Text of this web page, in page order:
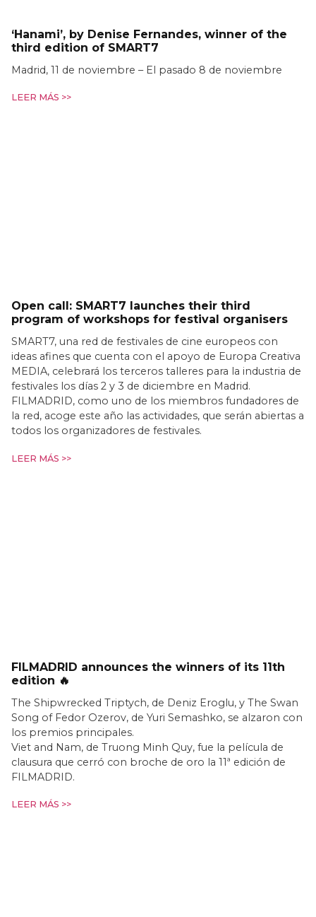
‘Hanami’, by Denise Fernandes, winner of the
third edition of SMART7
Madrid, 11 de noviembre – El pasado 8 de noviembre
LEER MÁS >>
Open call: SMART7 launches their third
program of workshops for festival organisers
SMART7, una red de festivales de cine europeos con
ideas afines que cuenta con el apoyo de Europa Creativa
MEDIA, celebrará los terceros talleres para la industria de
festivales los días 2 y 3 de diciembre en Madrid.
FILMADRID, como uno de los miembros fundadores de
la red, acoge este año las actividades, que serán abiertas a
todos los organizadores de festivales.
LEER MÁS >>
FILMADRID announces the winners of its 11th
edition 🔥
The Shipwrecked Triptych, de Deniz Eroglu, y The Swan
Song of Fedor Ozerov, de Yuri Semashko, se alzaron con
los premios principales.
Viet and Nam, de Truong Minh Quy, fue la película de
clausura que cerró con broche de oro la 11ª edición de
FILMADRID.
LEER MÁS >>